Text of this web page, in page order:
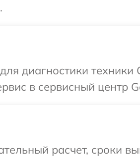
диагностики техники
в сервисный центр
расчет, сроки